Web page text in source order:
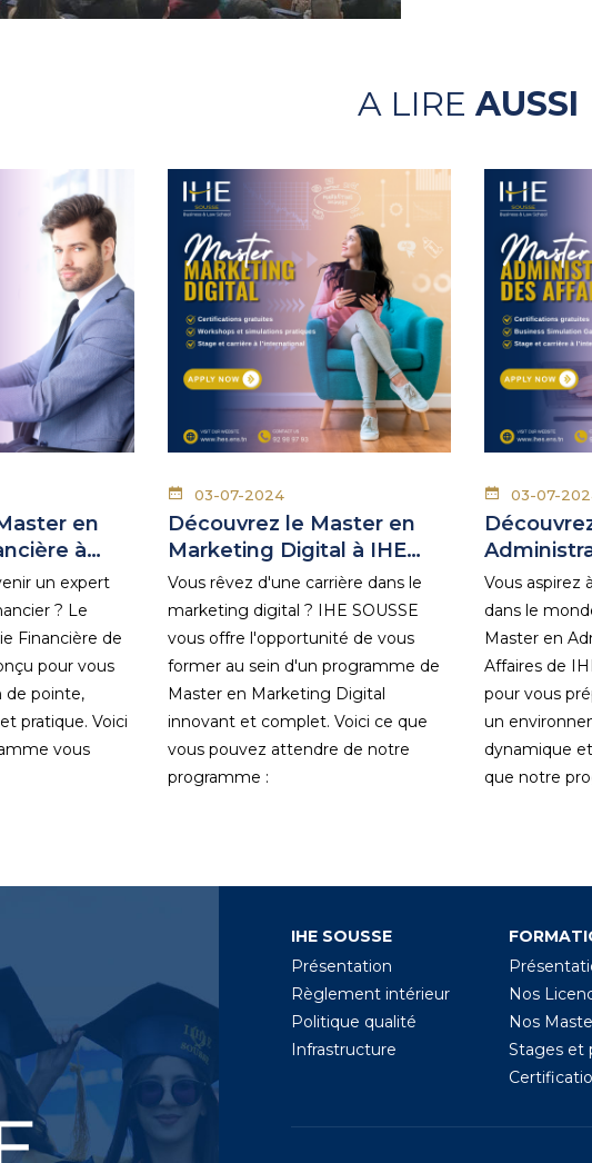
A LIRE AUSSI
en
à…
un expert
? Le
Financière de
pour vous
de pointe,
pratique. Voici
vous
03-07-2024
Découvrez le Master en
Marketing Digital à IHE…
Vous rêvez d'une carrière dans le
marketing digital ? IHE SOUSSE
vous offre l'opportunité de vous
former au sein d'un programme de
Master en Marketing Digital
innovant et complet. Voici ce que
vous pouvez attendre de notre
programme :
03-07-
Vous aspirez
dans le
Master en
Affaires de
pour vous
un
dynamique
que notre
IHE SOUSSE
Présentation
Règlement intérieur
Politique qualité
Infrastructure
Nos
Nos
Stages et